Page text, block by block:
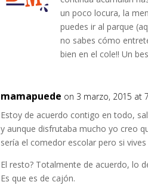
un poco locura, la
puedes ir al parque
no sabes cómo
bien en el cole!! Un
mamapuede on 3 marzo, 2015 at
Estoy de acuerdo contigo en todo,
y aunque disfrutaba mucho yo creo
sería el comedor escolar pero si
El resto? Totalmente de acuerdo, lo
Es que es de cajón.